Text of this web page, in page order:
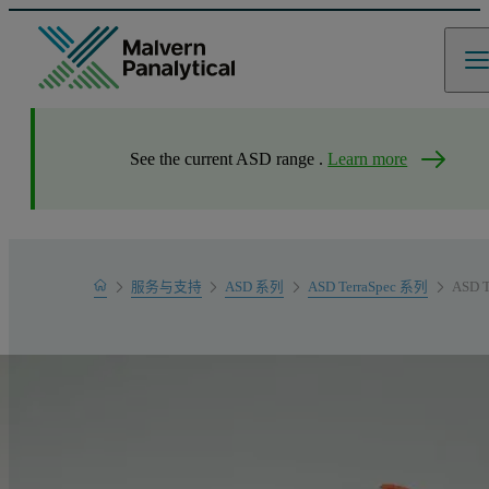
See the current ASD range .Learn more
Home服务与支持
产品支持
ASD 系列 ASD TerraSpec 系列 ASD